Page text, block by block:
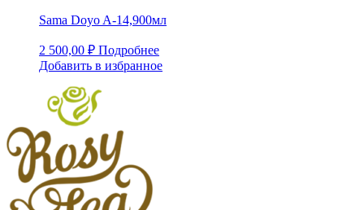
Sama Doyo A-14,900мл
2 500,00 ₽ Подробнее
Добавить в избранное